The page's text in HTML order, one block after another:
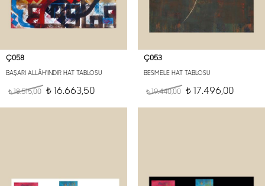
Ç058
BAŞARI ALLÂH'INDIR HAT TABLOSU
t18.515,00 t 16.663,50
Ç053
BESMELE HAT TABLOSU
t19.440,00 t17.496,00